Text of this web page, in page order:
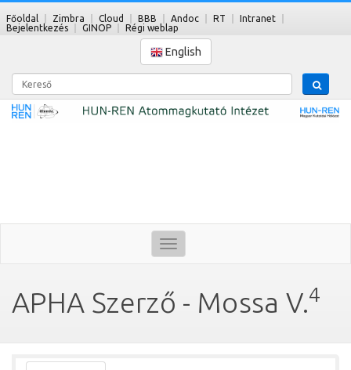
Főoldal Zimbra Cloud BBB Andoc RT
Intranet
Bejelentkezés
GINOP Régi weblap
English
Kereső
Toggle
navigation
APHA Szerző - Mossa V.4